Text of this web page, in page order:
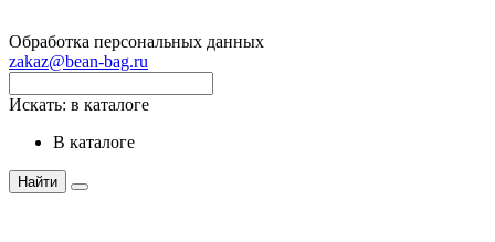
Обработка персональных данных
zakaz@bean-bag.ru
Искать: в каталоге
в каталоге
Найти